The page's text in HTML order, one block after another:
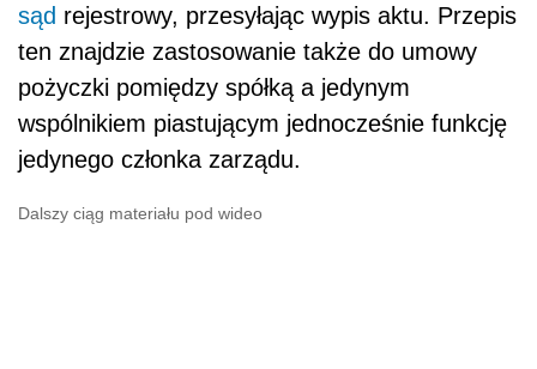
sąd rejestrowy, przesyłając wypis aktu. Przepis
ten znajdzie zastosowanie także do umowy
pożyczki pomiędzy spółką a jedynym
wspólnikiem piastującym jednocześnie funkcję
jedynego członka zarządu.
Dalszy ciąg materiału pod wideo